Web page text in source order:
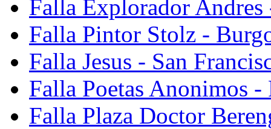
Falla Explorador Andres
Falla Pintor Stolz -
Falla Jesus - San
Falla Poetas Anonimos
Falla Plaza Doctor